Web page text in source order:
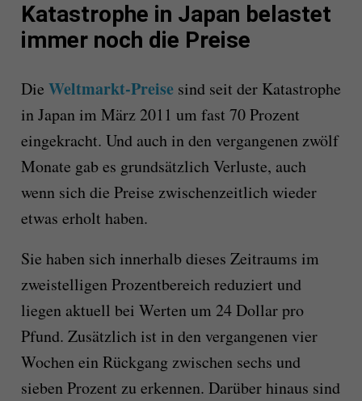
Katastrophe in Japan belastet
immer noch die Preise
Die Weltmarkt-Preisesind seit der Katastrophe
in Japan im März 2011 um fast 70 Prozent
eingekracht. Und auch in den vergangenen zwölf
Monate gab es grundsätzlich Verluste, auch
wenn sich die Preise zwischenzeitlich wieder
etwas erholt haben.
Sie haben sich innerhalb dieses Zeitraums im
zweistelligen Prozentbereich reduziert und
liegen aktuell bei Werten um 24 Dollar pro
Pfund. Zusätzlich ist in den vergangenen vier
Wochen ein Rückgang zwischen sechs und
sieben Prozent zu erkennen. Darüber hinaus sind